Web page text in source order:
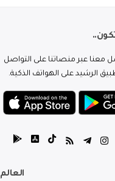
معنا عبر منصاتنا على التواصل
الرشيد على الهواتف الذكية.
العالم